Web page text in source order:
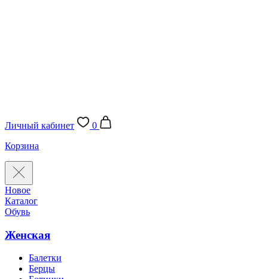
Личный кабинет
0
Корзина
Новое
Каталог
Обувь
Женская
Балетки
Берцы